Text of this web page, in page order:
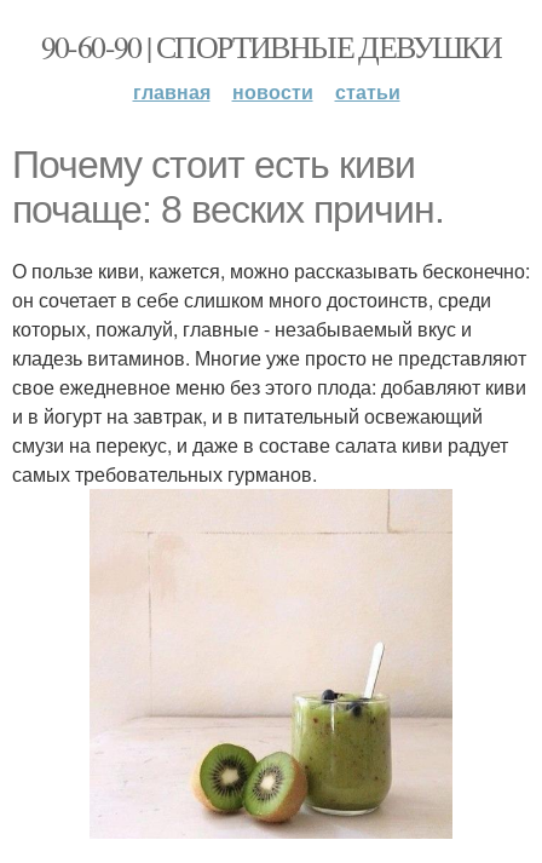
90-60-90 | СПОРТИВНЫЕ ДЕВУШКИ
главная новости статьи
Почему стоит есть киви
почаще: 8 веских причин.
О пользе киви, кажется, можно рассказывать бесконечно:
он сочетает в себе слишком много достоинств, среди
которых, пожалуй, главные - незабываемый вкус и
кладезь витаминов. Многие уже просто не представляют
свое ежедневное меню без этого плода: добавляют киви
и в йогурт на завтрак, и в питательный освежающий
смузи на перекус, и даже в составе салата киви радует
самых требовательных гурманов.